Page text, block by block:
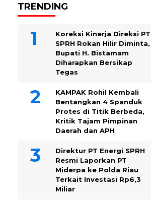
TRENDING
Koreksi Kinerja Direksi PT
SPRH Rokan Hilir Diminta,
Bupati H. Bistamam
Diharapkan Bersikap
Tegas
KAMPAK Rohil Kembali
Bentangkan 4 Spanduk
Protes di Titik Berbeda,
Kritik Tajam Pimpinan
Daerah dan APH
Direktur PT Energi SPRH
Resmi Laporkan PT
Miderpa ke Polda Riau
Terkait Investasi Rp6,3
Miliar